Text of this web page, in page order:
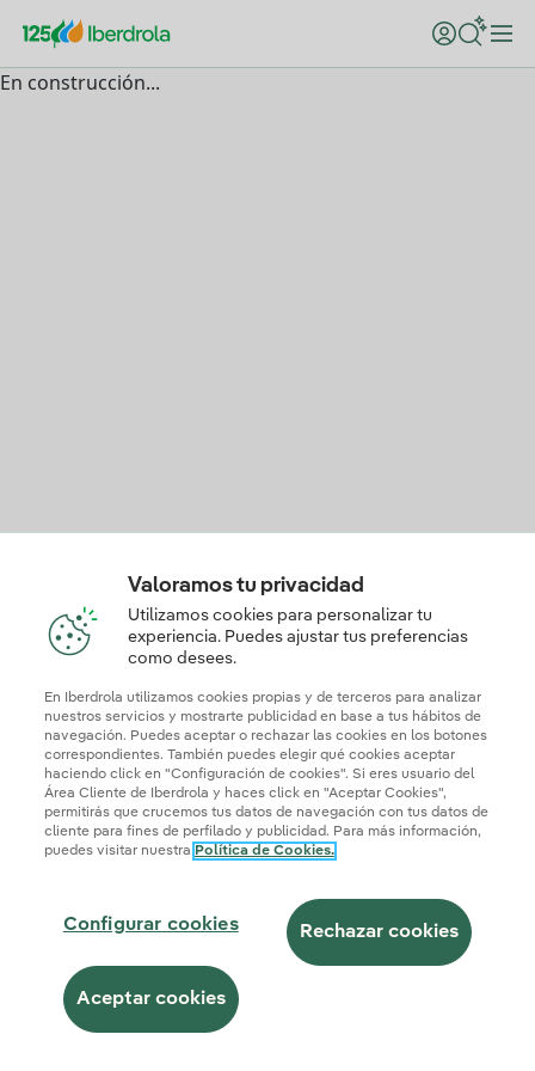
En construcción...
Valoramos tu privacidad
Utilizamos cookies para personalizar tu
experiencia. Puedes ajustar tus preferencias
como desees.
En Iberdrola utilizamos cookies propias y de terceros para analizar
nuestros servicios y mostrarte publicidad en base a tus hábitos de
navegación. Puedes aceptar o rechazar las cookies en los botones
correspondientes. También puedes elegir qué cookies aceptar
haciendo click en "Configuración de cookies". Si eres usuario del
Área Cliente de Iberdrola y haces click en "Aceptar Cookies",
permitirás que crucemos tus datos de navegación con tus datos de
cliente para fines de perfilado y publicidad. Para más información,
puedes visitar nuestra Política de Cookies.
Configurar cookies Rechazar cookies
Aceptar cookies